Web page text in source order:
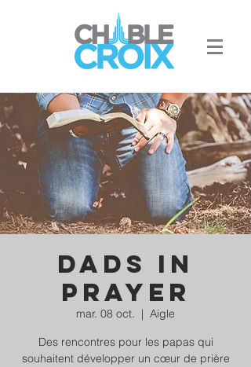
Dads in
prayer
mar. 08 oct.
  |
Aigle
Des rencontres pour les papas qui
souhaitent développer un cœur de prière